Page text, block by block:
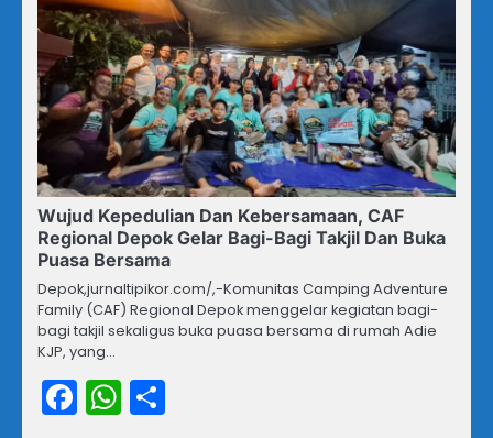
Wujud Kepedulian Dan Kebersamaan, CAF
Regional Depok Gelar Bagi-Bagi Takjil Dan Buka
Puasa Bersama
Depok,jurnaltipikor.com/,-Komunitas Camping Adventure
Family (CAF) Regional Depok menggelar kegiatan bagi-
bagi takjil sekaligus buka puasa bersama di rumah Adie
KJP, yang…
Facebook
WhatsApp